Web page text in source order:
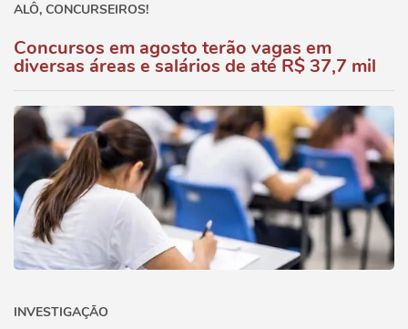
ALÔ, CONCURSEIROS!
Concursos em agosto terão vagas em
diversas áreas e salários de até R$ 37,7 mil
INVESTIGAÇÃO